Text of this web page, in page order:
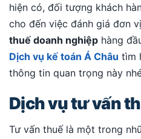
hiện có, đối tượng khách
cho đến việc đánh giá đơn
thuế doanh nghiệp hàng
Dịch vụ kế toán Á Châu tìm
thông tin quan trọng này
Dịch vụ tư vấn
Tư vấn thuế là một trong